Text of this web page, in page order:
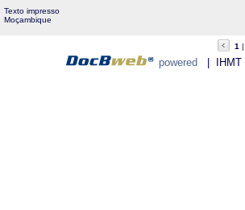
Texto impresso
Moçambique
1
powered | IHMT -